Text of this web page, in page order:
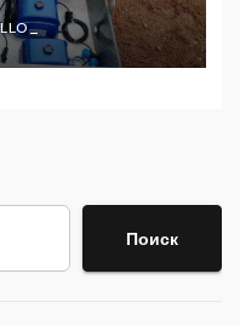
Поиск